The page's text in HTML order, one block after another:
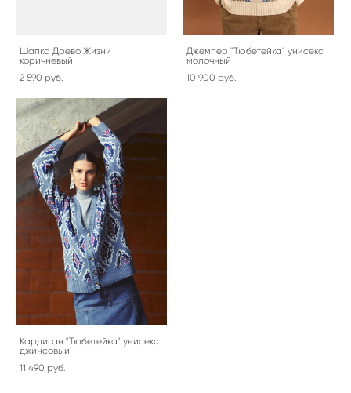
Шапка Древо Жизни
коричневый
2 590 pуб.
Джемпер "Тюбетейка" унисекс
молочный
10 900 pуб.
Кардиган "Тюбетейка" унисекс
джинсовый
11 490 pуб.